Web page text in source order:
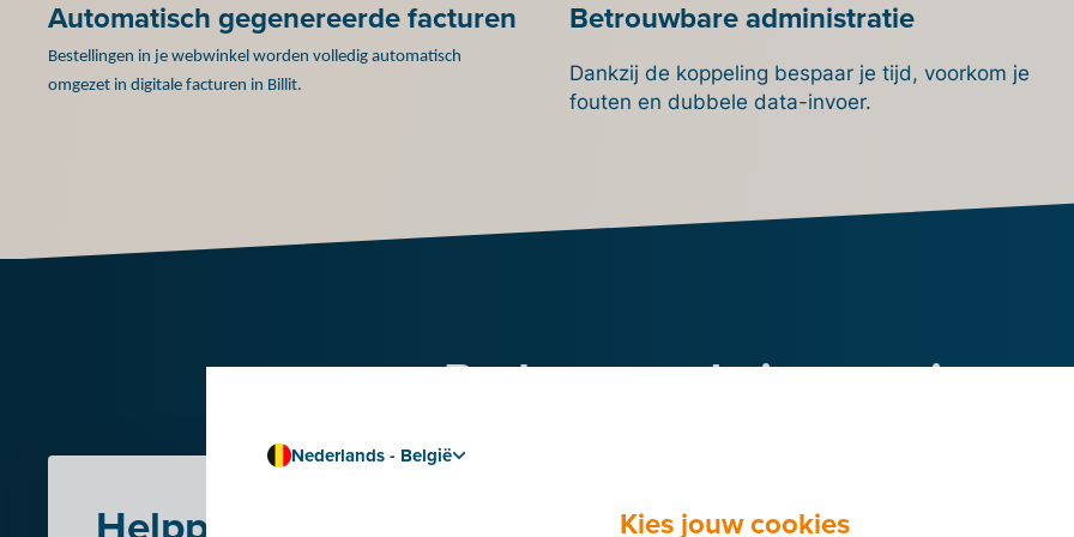
Automatisch gegenereerde facturen
Bestellingen in je webwinkel worden volledig automatisch
omgezet in digitale facturen in Billit.
Betrouwbare administratie
Dankzij de koppeling bespaar je tijd, voorkom je
fouten en dubbele data-invoer.
Probeer nu de integratie
Nederlands - België
Kies jouw cookies